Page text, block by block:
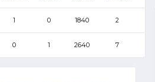
1 0 1840 2
0 1 2640 7